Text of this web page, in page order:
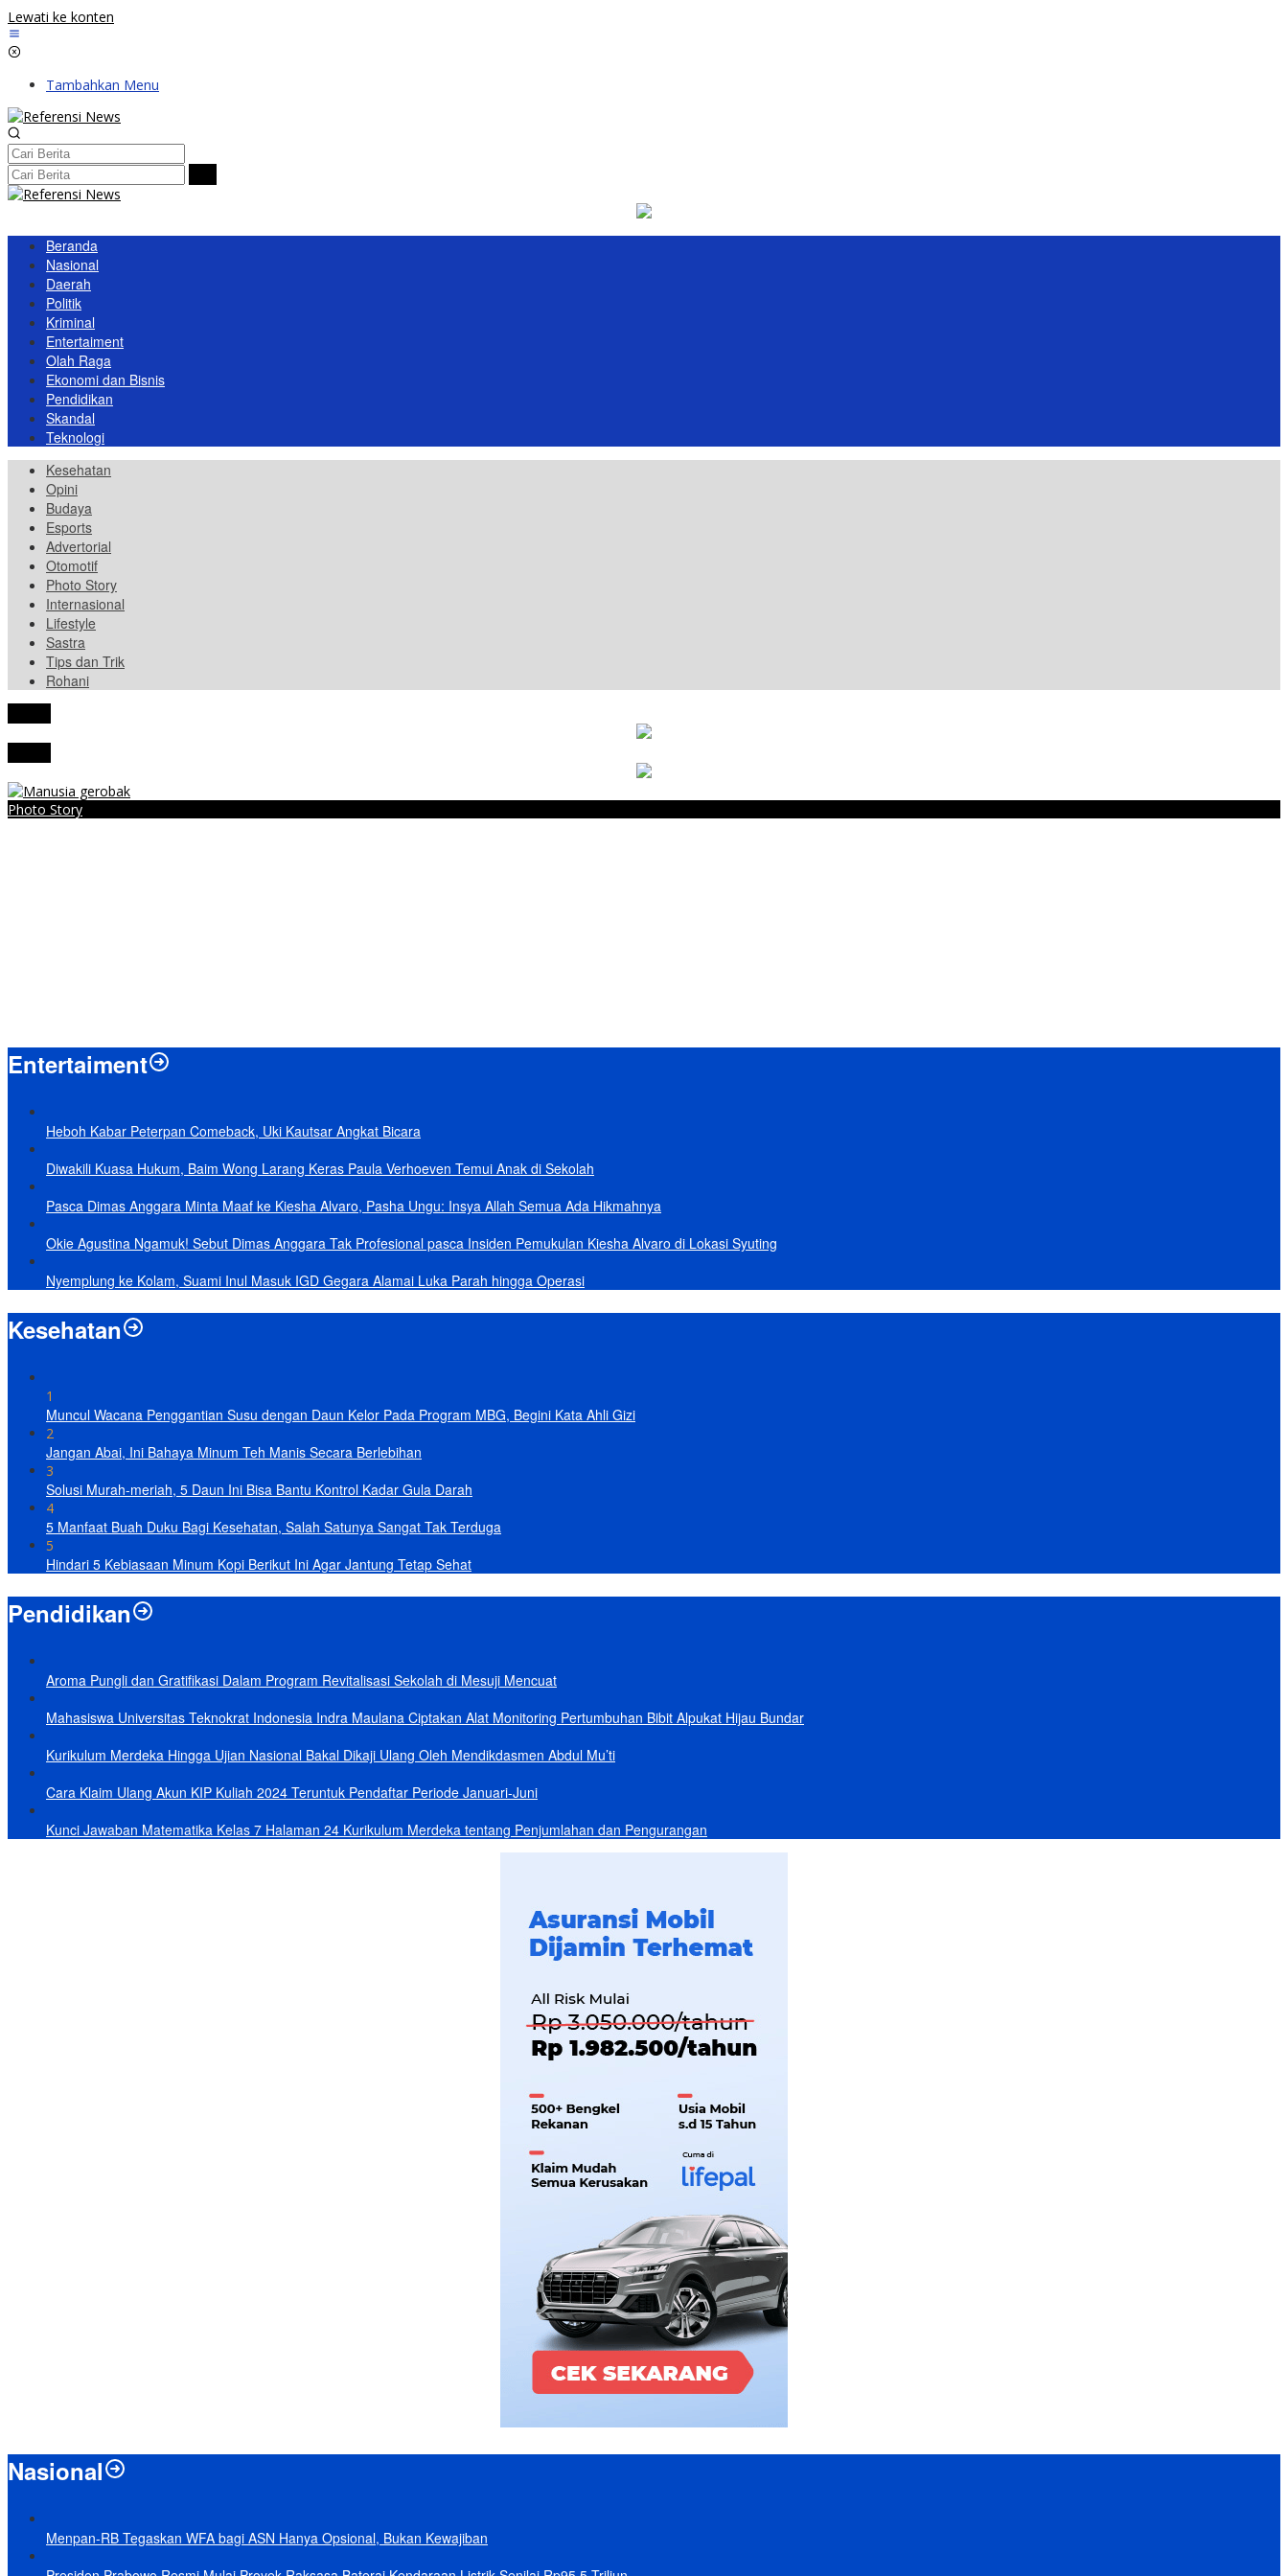
Lewati ke konten
Tambahkan Menu
Beranda
Nasional
Daerah
Politik
Kriminal
Entertaiment
Olah Raga
Ekonomi dan Bisnis
Pendidikan
Skandal
Teknologi
Kesehatan
Opini
Budaya
Esports
Advertorial
Otomotif
Photo Story
Internasional
Lifestyle
Sastra
Tips dan Trik
Rohani
Photo Story
Entertaiment
Heboh Kabar Peterpan Comeback, Uki Kautsar Angkat Bicara
Diwakili Kuasa Hukum, Baim Wong Larang Keras Paula Verhoeven Temui Anak di Sekolah
Pasca Dimas Anggara Minta Maaf ke Kiesha Alvaro, Pasha Ungu: Insya Allah Semua Ada Hikmahnya
Okie Agustina Ngamuk! Sebut Dimas Anggara Tak Profesional pasca Insiden Pemukulan Kiesha Alvaro di Lokasi Syuting
Nyemplung ke Kolam, Suami Inul Masuk IGD Gegara Alamai Luka Parah hingga Operasi
Kesehatan
1
Muncul Wacana Penggantian Susu dengan Daun Kelor Pada Program MBG, Begini Kata Ahli Gizi
2
Jangan Abai, Ini Bahaya Minum Teh Manis Secara Berlebihan
3
Solusi Murah-meriah, 5 Daun Ini Bisa Bantu Kontrol Kadar Gula Darah
4
5 Manfaat Buah Duku Bagi Kesehatan, Salah Satunya Sangat Tak Terduga
5
Hindari 5 Kebiasaan Minum Kopi Berikut Ini Agar Jantung Tetap Sehat
Pendidikan
Aroma Pungli dan Gratifikasi Dalam Program Revitalisasi Sekolah di Mesuji Mencuat
Mahasiswa Universitas Teknokrat Indonesia Indra Maulana Ciptakan Alat Monitoring Pertumbuhan Bibit Alpukat Hijau Bundar
Kurikulum Merdeka Hingga Ujian Nasional Bakal Dikaji Ulang Oleh Mendikdasmen Abdul Mu’ti
Cara Klaim Ulang Akun KIP Kuliah 2024 Teruntuk Pendaftar Periode Januari-Juni
Kunci Jawaban Matematika Kelas 7 Halaman 24 Kurikulum Merdeka tentang Penjumlahan dan Pengurangan
Nasional
Menpan-RB Tegaskan WFA bagi ASN Hanya Opsional, Bukan Kewajiban